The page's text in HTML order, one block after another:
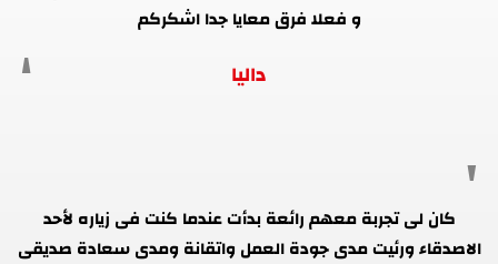
و فعلا فرق معايا جدا اشكركم
داليا
كان لى تجربة معهم رائعة بدأت عندما كنت فى زياره لأحد
الاصدقاء ورئيت مدى جودة العمل واتقانة ومدى سعادة صديقى